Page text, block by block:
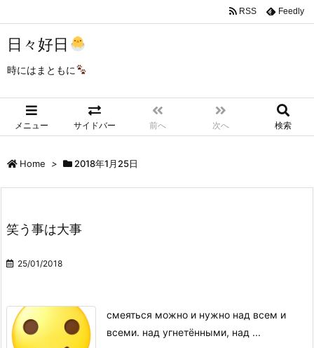
日々好日
時にはまともに
メニュー サイドバー 前へ 次へ 検索
RSS Feedly
Home > 2018年1月25日
笑う事は大事
25/01/2018
смеяться можно и нужно над всем и
всеми. над угнетёнными, над ...